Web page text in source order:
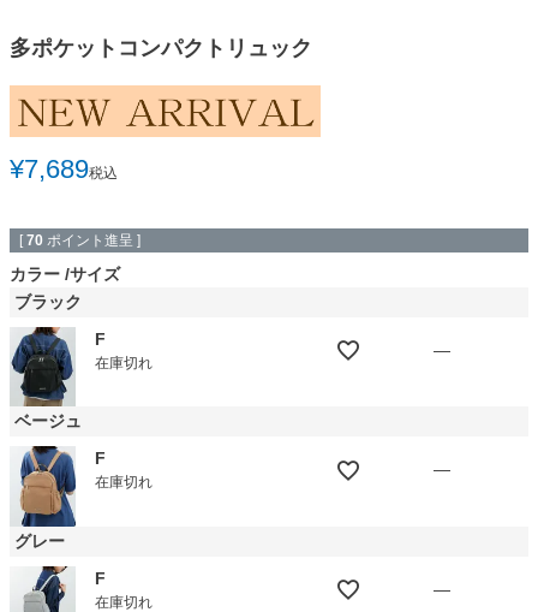
多ポケットコンパクトリュック
¥7,689税込
[ 70 ポイント進呈 ]
カラー サイズ
ブラック
F
在庫切れ
—
ベージュ
F
在庫切れ
—
グレー
F
在庫切れ
—